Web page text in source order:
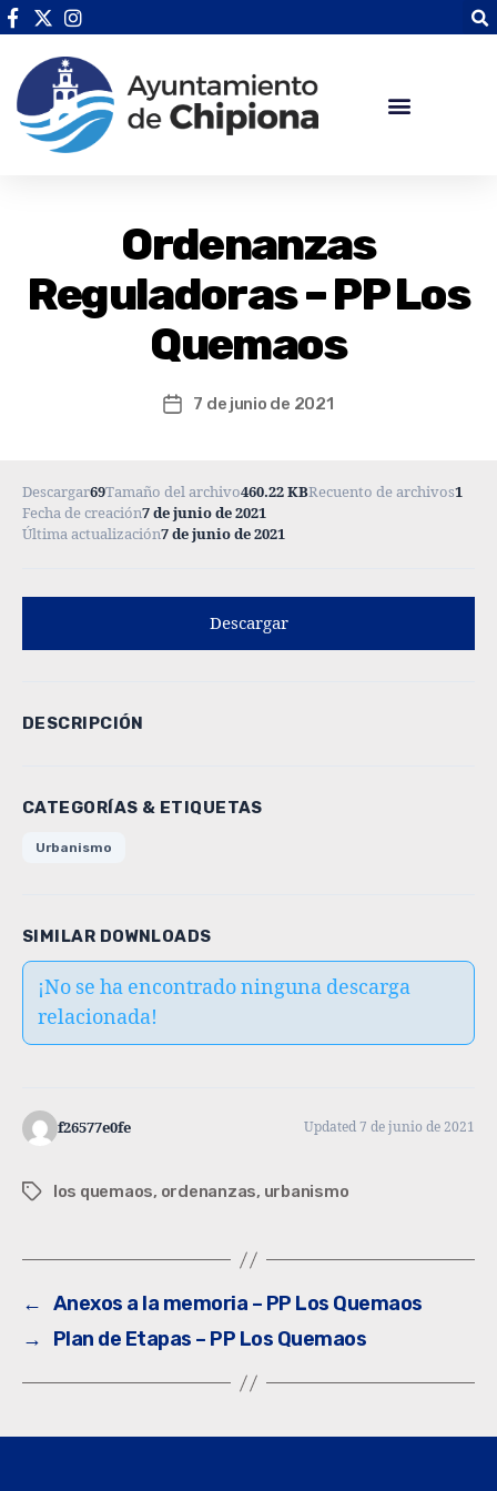
Ordenanzas
Reguladoras – PP Los
Quemaos
7 de junio de 2021
Descargar69Tamaño del archivo460.22 KBRecuento de archivos1
Fecha de creación7 de junio de 2021
Última actualización7 de junio de 2021
Descargar
DESCRIPCIÓN
CATEGORÍAS & ETIQUETAS
Urbanismo
SIMILAR DOWNLOADS
¡No se ha encontrado ninguna descarga
relacionada!
f26577e0fe Updated 7 de junio de 2021
los quemaos, ordenanzas, urbanismo
← Anexos a la memoria – PP Los Quemaos
→
Plan de Etapas – PP Los Quemaos